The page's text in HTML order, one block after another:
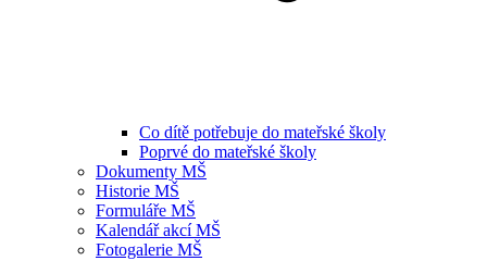
Co dítě potřebuje do mateřské školy
Poprvé do mateřské školy
Dokumenty MŠ
Historie MŠ
Formuláře MŠ
Kalendář akcí MŠ
Fotogalerie MŠ